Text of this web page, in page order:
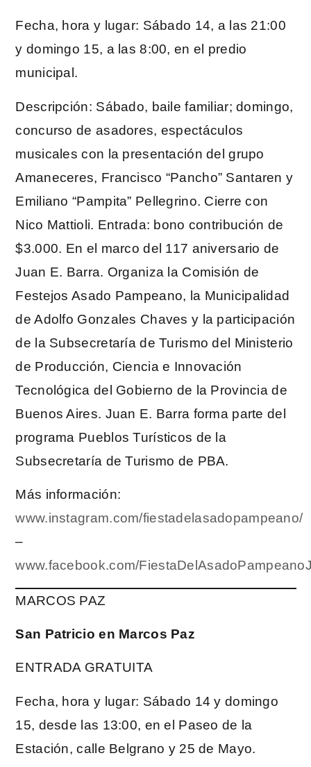
Fecha, hora y lugar: Sábado 14, a las 21:00
y domingo 15, a las 8:00, en el predio
municipal.
Descripción: Sábado, baile familiar; domingo,
concurso de asadores, espectáculos
musicales con la presentación del grupo
Amaneceres, Francisco “Pancho” Santaren y
Emiliano “Pampita” Pellegrino. Cierre con
Nico Mattioli. Entrada: bono contribución de
$3.000. En el marco del 117 aniversario de
Juan E. Barra. Organiza la Comisión de
Festejos Asado Pampeano, la Municipalidad
de Adolfo Gonzales Chaves y la participación
de la Subsecretaría de Turismo del Ministerio
de Producción, Ciencia e Innovación
Tecnológica del Gobierno de la Provincia de
Buenos Aires. Juan E. Barra forma parte del
programa Pueblos Turísticos de la
Subsecretaría de Turismo de PBA.
Más información:
www.instagram.com/fiestadelasadopampeano/
–
www.facebook.com/
MARCOS PAZ
San Patricio en Marcos Paz
ENTRADA GRATUITA
Fecha, hora y lugar: Sábado 14 y domingo
15, desde las 13:00, en el Paseo de la
Estación, calle Belgrano y 25 de Mayo.